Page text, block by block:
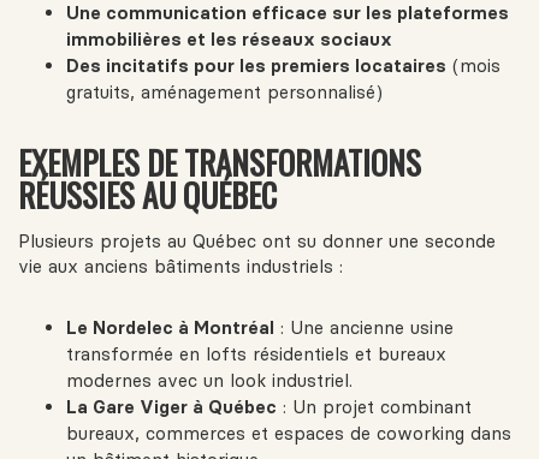
Une communication efficace sur les plateformes
immobilières et les réseaux sociaux
Des incitatifs pour les premiers locataires (mois
gratuits, aménagement personnalisé)
EXEMPLES DE TRANSFORMATIONS
RÉUSSIES AU QUÉBEC
Plusieurs projets au Québec ont su donner une seconde
vie aux anciens bâtiments industriels :
Le Nordelec à Montréal : Une ancienne usine
transformée en lofts résidentiels et bureaux
modernes avec un look industriel.
La Gare Viger à Québec : Un projet combinant
bureaux, commerces et espaces de coworking dans